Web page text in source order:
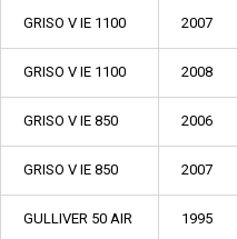
GRISO V IE 1100 2007
GRISO V IE 1100 2008
GRISO V IE 850 2006
GRISO V IE 850 2007
GULLIVER 50 AIR 1995